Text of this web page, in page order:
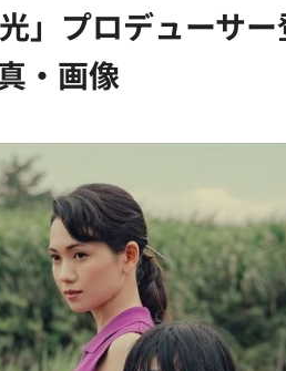
」プロデューサ
・画像